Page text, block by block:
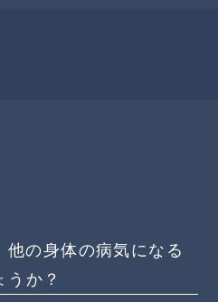
他の身体の病気になる
うか？